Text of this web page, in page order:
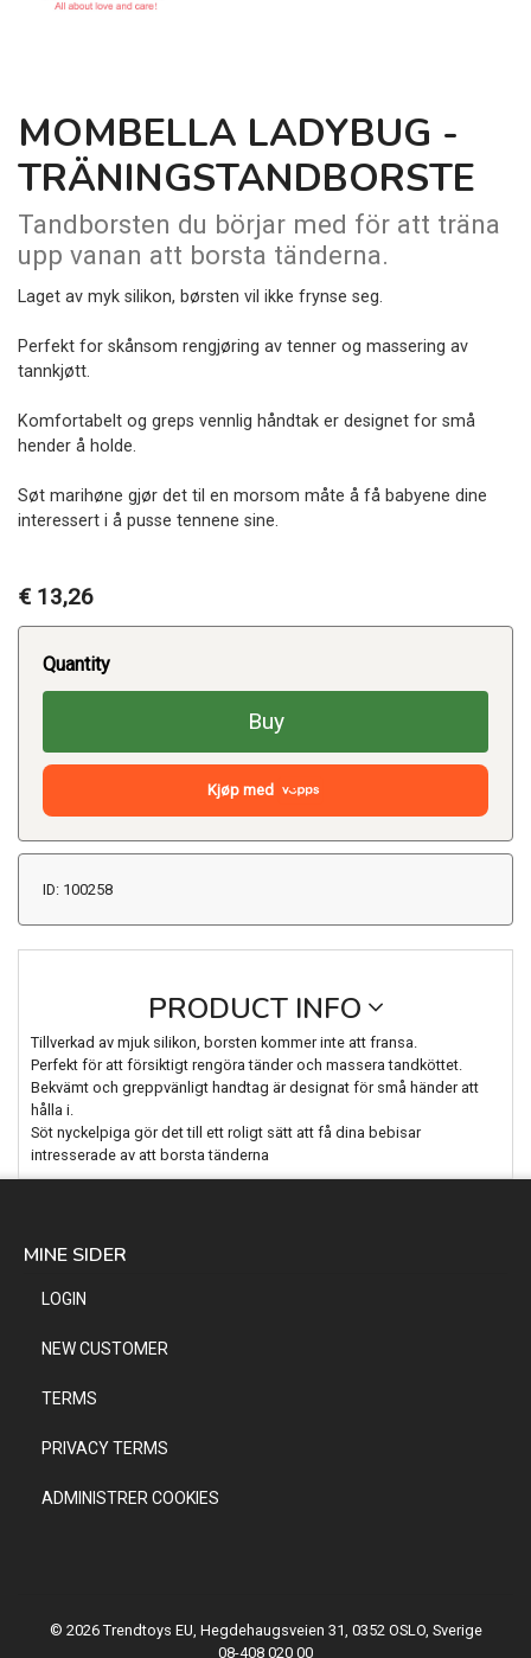
MOMBELLA LADYBUG -
TRÄNINGSTANDBORSTE
Tandborsten du börjar med för att träna
upp vanan att borsta tänderna.
Laget av myk silikon, børsten vil ikke frynse seg.
Perfekt for skånsom rengjøring av tenner og massering av
tannkjøtt.
Komfortabelt og greps vennlig håndtak er designet for små
hender å holde.
Søt marihøne gjør det til en morsom måte å få babyene dine
interessert i å pusse tennene sine.
€ 13,26
Quantity
Buy
Kjøp med
ID: 100258
PRODUCT INFO
Tillverkad av mjuk silikon, borsten kommer inte att fransa.
Perfekt för att försiktigt rengöra tänder och massera tandköttet.
Bekvämt och greppvänligt handtag är designat för små händer att
hålla i.
Söt nyckelpiga gör det till ett roligt sätt att få dina bebisar
intresserade av att borsta tänderna
MINE SIDER
LOGIN
NEW CUSTOMER
TERMS
PRIVACY TERMS
ADMINISTRER COOKIES
© 2026 Trendtoys EU, Hegdehaugsveien 31, 0352 OSLO, Sverige
08-408 020 00